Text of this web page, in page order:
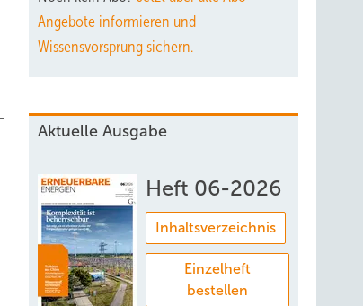
Angebote informieren und
Wissensvorsprung sichern.
Aktuelle Ausgabe
Heft 06-2026
Inhaltsverzeichnis
Einzelheft
bestellen